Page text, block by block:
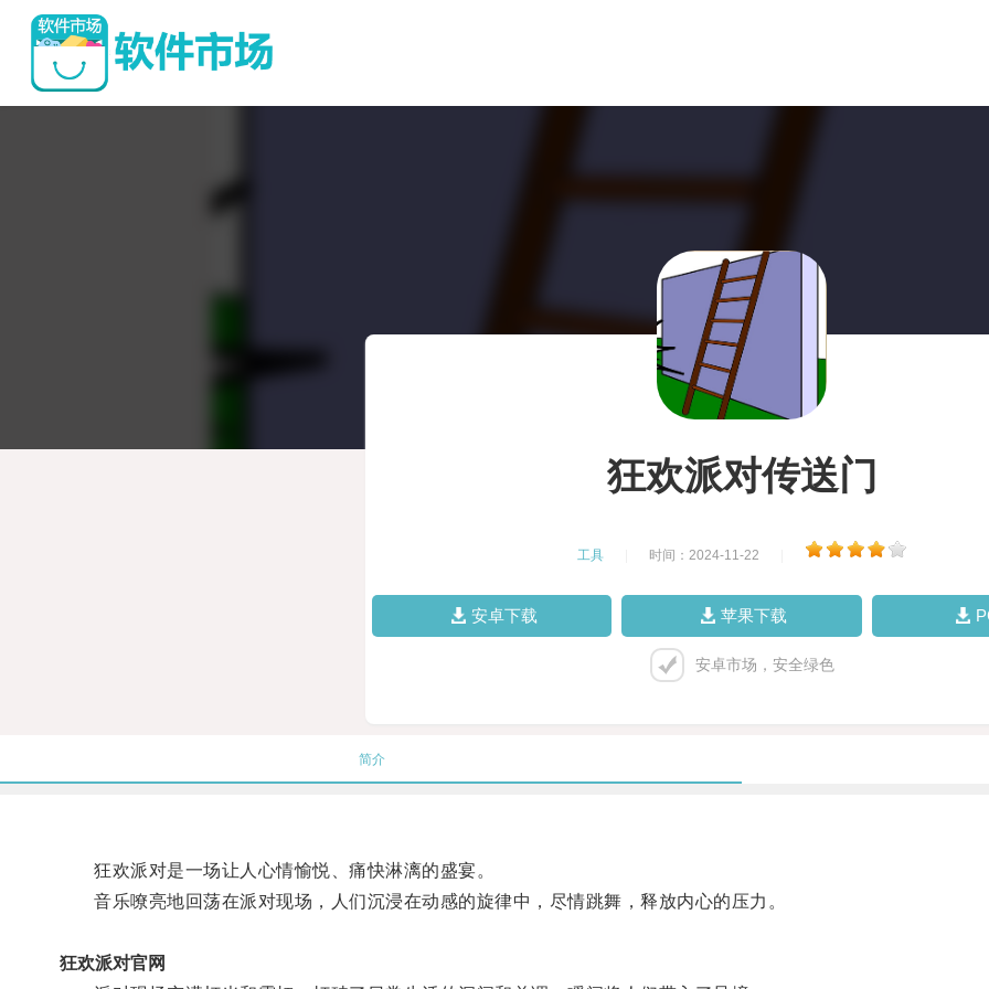
狂欢派对传送门
工具 时间：2024-11-22
安卓下载 苹果下载
安卓市场，安全绿色
简介
狂欢派对是一场让人心情愉悦、痛快淋漓的盛宴。
音乐嘹亮地回荡在派对现场，人们沉浸在动感的旋律中，尽情跳舞，释放内心的压力。
狂欢派对官网